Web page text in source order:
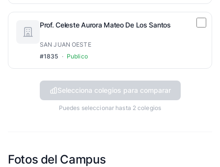
Prof. Celeste Aurora Mateo De Los Santos
SAN JUAN OESTE
#1835 · Publico
Selecciona colegios para comparar
Puedes seleccionar hasta 2 colegios
Fotos del Campus